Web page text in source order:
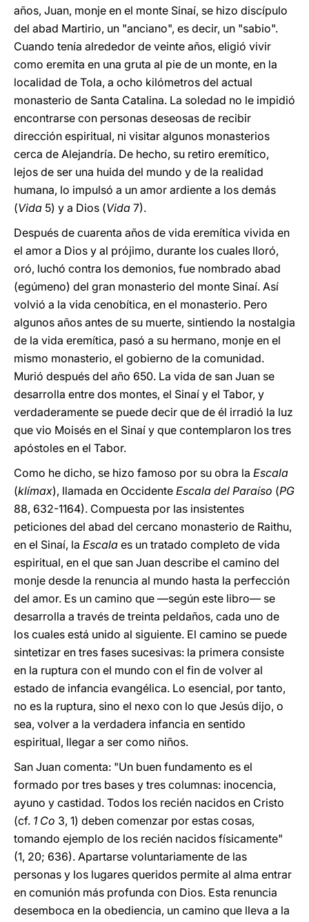
años, Juan, monje en el monte Sinaí, se hizo discípulo
del abad Martirio, un "anciano", es decir, un "sabio".
Cuando tenía alrededor de veinte años, eligió vivir
como eremita en una gruta al pie de un monte, en la
localidad de Tola, a ocho kilómetros del actual
monasterio de Santa Catalina. La soledad no le impidió
encontrarse con personas deseosas de recibir
dirección espiritual, ni visitar algunos monasterios
cerca de Alejandría. De hecho, su retiro eremítico,
lejos de ser una huida del mundo y de la realidad
humana, lo impulsó a un amor ardiente a los demás
(Vida 5) y a Dios (Vida 7).
Después de cuarenta años de vida eremítica vivida en
el amor a Dios y al prójimo, durante los cuales lloró,
oró, luchó contra los demonios, fue nombrado abad
(egúmeno) del gran monasterio del monte Sinaí. Así
volvió a la vida cenobítica, en el monasterio. Pero
algunos años antes de su muerte, sintiendo la nostalgia
de la vida eremítica, pasó a su hermano, monje en el
mismo monasterio, el gobierno de la comunidad.
Murió después del año 650. La vida de san Juan se
desarrolla entre dos montes, el Sinaí y el Tabor, y
verdaderamente se puede decir que de él irradió la luz
que vio Moisés en el Sinaí y que contemplaron los tres
apóstoles en el Tabor.
Como he dicho, se hizo famoso por su obra la Escala
(klímax), llamada en Occidente Escala del Paraíso (PG
88, 632-1164). Compuesta por las insistentes
peticiones del abad del cercano monasterio de Raithu,
en el Sinaí, la Escala es un tratado completo de vida
espiritual, en el que san Juan describe el camino del
monje desde la renuncia al mundo hasta la perfección
del amor. Es un camino que —según este libro— se
desarrolla a través de treinta peldaños, cada uno de
los cuales está unido al siguiente. El camino se puede
sintetizar en tres fases sucesivas: la primera consiste
en la ruptura con el mundo con el fin de volver al
estado de infancia evangélica. Lo esencial, por tanto,
no es la ruptura, sino el nexo con lo que Jesús dijo, o
sea, volver a la verdadera infancia en sentido
espiritual, llegar a ser como niños.
San Juan comenta: "Un buen fundamento es el
formado por tres bases y tres columnas: inocencia,
ayuno y castidad. Todos los recién nacidos en Cristo
(cf. 1 Co 3, 1) deben comenzar por estas cosas,
tomando ejemplo de los recién nacidos físicamente"
(1, 20; 636). Apartarse voluntariamente de las
personas y los lugares queridos permite al alma entrar
en comunión más profunda con Dios. Esta renuncia
desemboca en la obediencia, un camino que lleva a la